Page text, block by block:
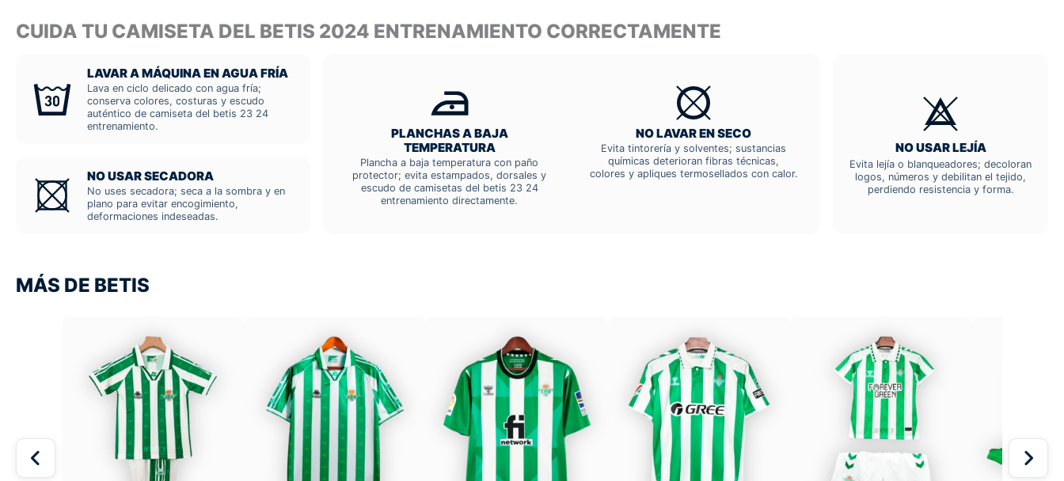
CUIDA TU CAMISETA DEL BETIS 2024 ENTRENAMIENTO CORRECTAMENTE
LAVAR A MÁQUINA EN AGUA FRÍA
Lava en ciclo delicado con agua fría;
conserva colores, costuras y escudo
auténtico de camiseta del betis 23 24
entrenamiento.
NO USAR SECADORA
No uses secadora; seca a la sombra y en
plano para evitar encogimiento,
deformaciones indeseadas.
PLANCHAS A BAJA
TEMPERATURA
Plancha a baja temperatura con paño
protector; evita estampados, dorsales y
escudo de camisetas del betis 23 24
entrenamiento directamente.
NO LAVAR EN SECO
Evita tintorería y solventes; sustancias
químicas deterioran fibras técnicas,
colores y apliques termosellados con calor.
NO USAR LEJÍA
Evita lejía o blanqueadores; decoloran
logos, números y debilitan el tejido,
perdiendo resistencia y forma.
MÁS DE BETIS